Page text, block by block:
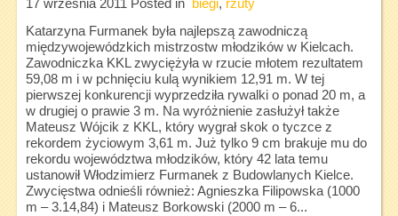
17 września 2011 Posted in biegi, rzuty
Katarzyna Furmanek była najlepszą zawodniczą
międzywojewódzkich mistrzostw młodzików w Kielcach.
Zawodniczka KKL zwyciężyła w rzucie młotem rezultatem
59,08 m i w pchnięciu kulą wynikiem 12,91 m. W tej
pierwszej konkurencji wyprzedziła rywalki o ponad 20 m, a
w drugiej o prawie 3 m. Na wyróżnienie zasłużył także
Mateusz Wójcik z KKL, który wygrał skok o tyczce z
rekordem życiowym 3,61 m. Już tylko 9 cm brakuje mu do
rekordu województwa młodzików, który 42 lata temu
ustanowił Włodzimierz Furmanek z Budowlanych Kielce.
Zwycięstwa odnieśli również: Agnieszka Filipowska (1000
m – 3.14,84) i Mateusz Borkowski (2000 m – 6...